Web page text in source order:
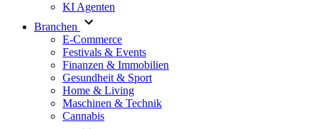
KI Agenten
Branchen
E-Commerce
Festivals & Events
Finanzen & Immobilien
Gesundheit & Sport
Home & Living
Maschinen & Technik
Cannabis